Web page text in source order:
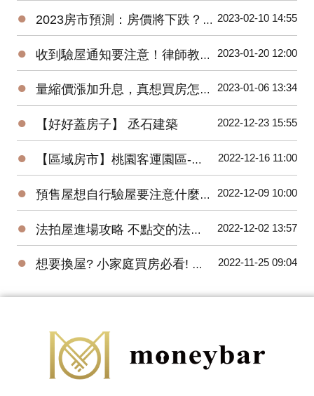
● 2023房市預測：房價將下跌？萬事俱備，尚欠東風！ 2023-02-10 14:55
● 收到驗屋通知要注意！律師教你判斷合不合理 2023-01-20 12:00
● 量縮價漲加升息，真想買房怎麼辦？買預售屋還是中古屋？ 2023-01-06 13:34
● 【好好蓋房子】 丞石建築 2022-12-23 15:55
● 【區域房市】桃園客運園區-被遺忘的重劃區翻紅！２字頭交易量爆衝有潛力嗎? 2022-12-16 11:00
● 預售屋想自行驗屋要注意什麼？問題最常出在這！ 2022-12-09 10:00
● 法拍屋進場攻略 不點交的法拍屋也能買 2022-12-02 13:57
● 想要換屋? 小家庭買房必看! 預售屋三房全解析 2022-11-25 09:04